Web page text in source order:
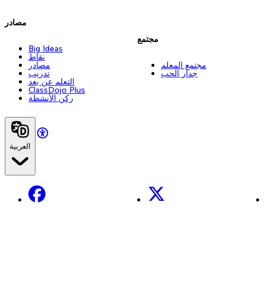
مصادر
Big Ideas
نقاط
مصادر
تدريب
التعلم عن بعد
ClassDojo Plus
ركن الأنشطة
مجتمع
مجتمع المعلم
جدار الحب
العربية
Facebook X